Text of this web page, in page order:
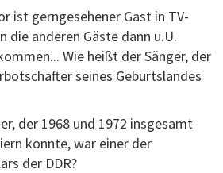
ist gerngesehener Gast in TV-
die anderen Gäste dann u.U.
Wie heißt der Sänger, der
seines Geburtslandes
der 1968 und 1972 insgesamt
konnte, war einer der
der DDR?